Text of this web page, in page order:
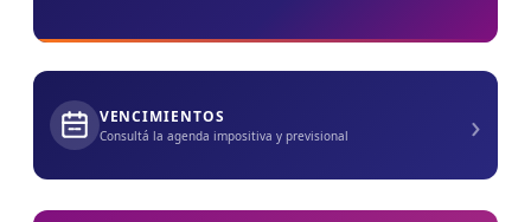
VENCIMIENTOS
Consultá la agenda impositiva y previsional ›